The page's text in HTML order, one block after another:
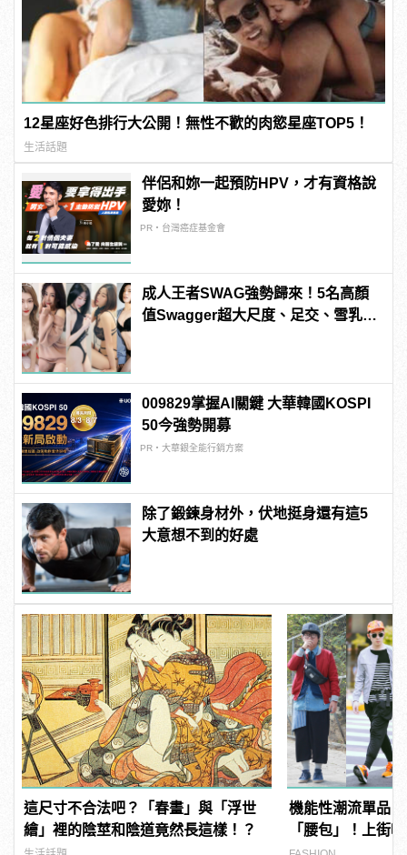
12星座好色排行大公開！無性不歡的肉慾星座TOP5！
生活話題
伴侶和妳一起預防HPV，才有資格說
愛妳！
PR・台灣癌症基金會
成人王者SWAG強勢歸來！5名高顏
值Swagger超大尺度、足交、雪乳、
009829掌握AI關鍵 大華韓國KOSPI
50今強勢開募
PR・大華銀全能行銷方案
除了鍛鍊身材外，伏地挺身還有這5
大意想不到的好處
這尺寸不合法吧？「春畫」與「浮世
繪」裡的陰莖和陰道竟然長這樣！？
機能性潮流單品
「腰包」！上街